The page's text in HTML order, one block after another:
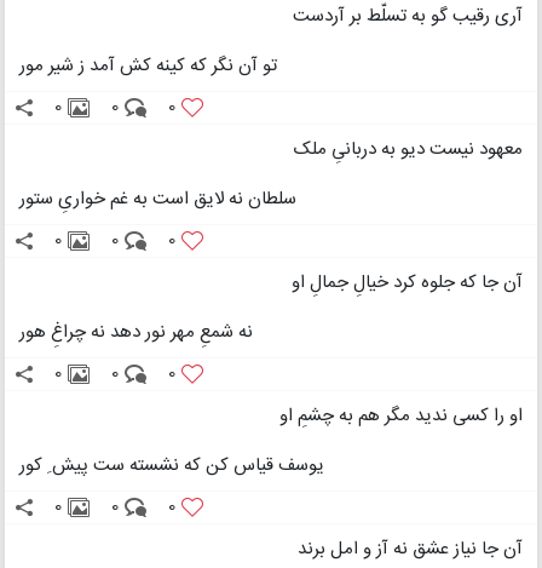
آری رقیب گو به تسلّط بر آردست
تو آن نگر که کینه کش آمد ز شیر مور
0
0
0
معهود نیست دیو به دربانیِ ملک
سلطان نه لایق است به غم خواریِ ستور
0
0
0
آن جا که جلوه کرد خیالِ جمالِ او
نه شمعِ مهر نور دهد نه چراغِ هور
0
0
0
او را کسی ندید مگر هم به چشمِ او
یوسف قیاس کن که نشسته ست پیش ِ کور
0
0
0
آن جا نیاز عشق نه آز و امل برند